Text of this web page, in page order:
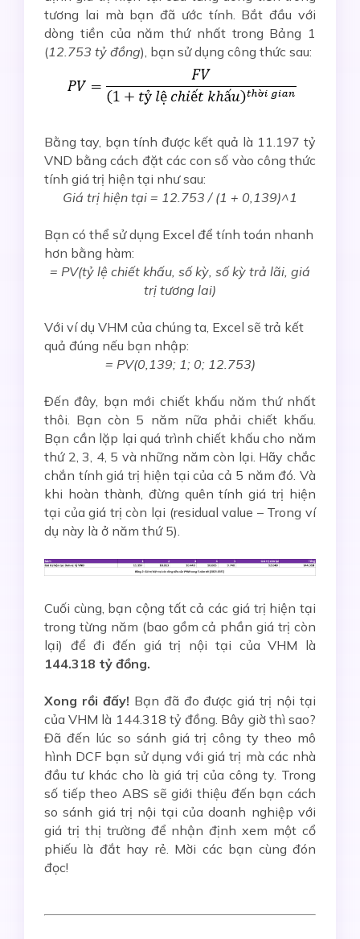
tương lai mà bạn đã ước tính. Bắt đầu với
dòng tiền của năm thứ nhất trong Bảng 1
(12.753 tỷ đồng), bạn sử dụng công thức sau:
Bằng tay, bạn tính được kết quả là 11.197 tỷ
VND bằng cách đặt các con số vào công thức
tính giá trị hiện tại như sau:
Giá trị hiện tại = 12.753 / (1 + 0,139)^1
Bạn có thể sử dụng Excel để tính toán nhanh
hơn bằng hàm:
= PV(tỷ lệ chiết khấu, số kỳ, số kỳ trả lãi, giá
trị tương lai)
Với ví dụ VHM của chúng ta, Excel sẽ trả kết
quả đúng nếu bạn nhập:
= PV(0,139; 1; 0; 12.753)
Đến đây, bạn mới chiết khấu năm thứ nhất
thôi. Bạn còn 5 năm nữa phải chiết khấu.
Bạn cần lặp lại quá trình chiết khấu cho năm
thứ 2, 3, 4, 5 và những năm còn lại. Hãy chắc
chắn tính giá trị hiện tại của cả 5 năm đó. Và
khi hoàn thành, đừng quên tính giá trị hiện
tại của giá trị còn lại (residual value – Trong ví
dụ này là ở năm thứ 5).
Cuối cùng, bạn cộng tất cả các giá trị hiện tại
trong từng năm (bao gồm cả phần giá trị còn
lại) để đi đến giá trị nội tại của VHM là
144.318 tỷ đồng.
Xong rồi đấy! Bạn đã đo được giá trị nội tại
của VHM là 144.318 tỷ đồng. Bây giờ thì sao?
Đã đến lúc so sánh giá trị công ty theo mô
hình DCF bạn sử dụng với giá trị mà các nhà
đầu tư khác cho là giá trị của công ty. Trong
số tiếp theo ABS sẽ giới thiệu đến bạn cách
so sánh giá trị nội tại của doanh nghiệp với
giá trị thị trường để nhận định xem một cổ
phiếu là đắt hay rẻ. Mời các bạn cùng đón
đọc!